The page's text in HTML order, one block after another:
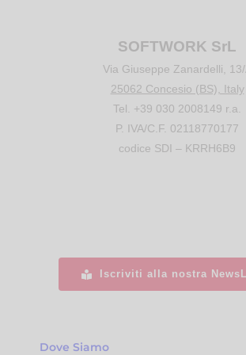
SOFTWORK SrL
Via Giuseppe Zanardelli,
25062 Concesio (BS), Italy
Tel. +39 030 2008149 r.a.
P. IVA/C.F. 02118770177
codice SDI – KRRH6B9
Iscriviti alla nostra
Dove Siamo